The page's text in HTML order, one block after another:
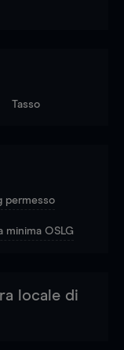
Tasso
permesso
minima OSLG
locale di